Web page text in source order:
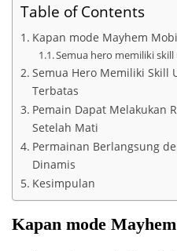
Table of Contents
Kapan mode Mayhem
Semua hero memiliki
Semua Hero Memiliki Skill
Terbatas
Pemain Dapat Melakukan
Setelah Mati
Permainan Berlangsung
Dinamis
Kesimpulan
Kapan mode